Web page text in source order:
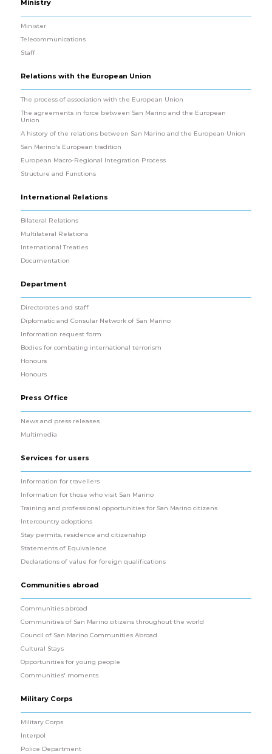
Ministry
Minister
Telecommunications
Staff
Relations with the European Union
The process of association with the European Union
The agreements in force between San Marino and the European
Union
A history of the relations between San Marino and the European Union
San Marino's European tradition
European Macro-Regional Integration Process
Structure and Functions
International Relations
Bilateral Relations
Multilateral Relations
International Treaties
Documentation
Department
Directorates and staff
Diplomatic and Consular Network of San Marino
Information request form
Bodies for combating international terrorism
Honours
Honours
Press Office
News and press releases
Multimedia
Services for users
Information for travellers
Information for those who visit San Marino
Training and professional opportunities for San Marino citizens
Intercountry adoptions
Stay permits, residence and citizenship
Statements of Equivalence
Declarations of value for foreign qualifications
Communities abroad
Communities abroad
Communities of San Marino citizens throughout the world
Council of San Marino Communities Abroad
Cultural Stays
Opportunities for young people
Communities' moments
Military Corps
Military Corps
Interpol
Police Department